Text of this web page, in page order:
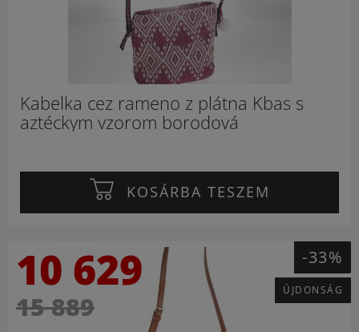
Kabelka cez rameno z plátna Kbas s
aztéckym vzorom borodová
KOSÁRBA TESZEM
10 629
15 889
-33%
ÚJDONSÁG